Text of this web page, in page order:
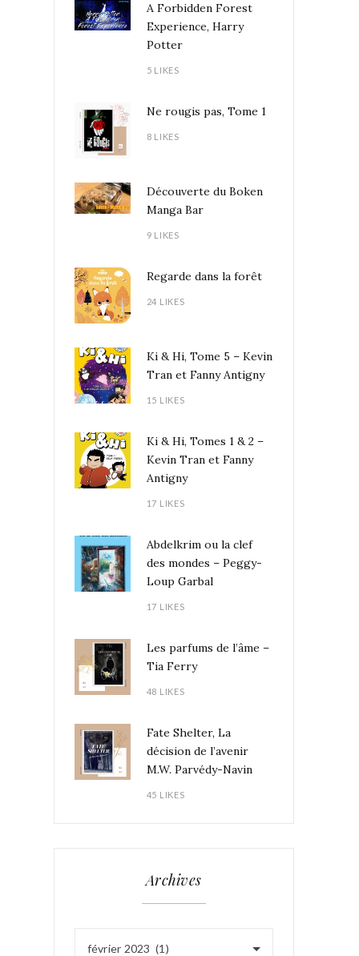
A Forbidden Forest
Experience, Harry
Potter
5 LIKES
Ne rougis pas, Tome 1
8 LIKES
Découverte du Boken
Manga Bar
9 LIKES
Regarde dans la forêt
24 LIKES
Ki & Hi, Tome 5 – Kevin
Tran et Fanny Antigny
15 LIKES
Ki & Hi, Tomes 1 & 2 –
Kevin Tran et Fanny
Antigny
17 LIKES
Abdelkrim ou la clef
des mondes – Peggy-
Loup Garbal
17 LIKES
Les parfums de l’âme –
Tia Ferry
48 LIKES
Fate Shelter, La
décision de l’avenir
M.W. Parvédy-Navin
45 LIKES
Archives
février 2023 (1)